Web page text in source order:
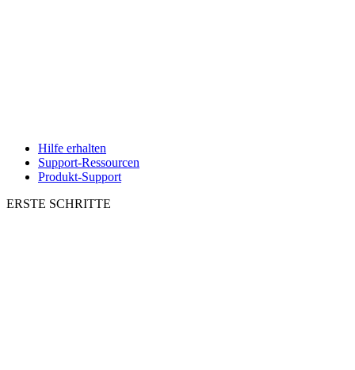
Hilfe erhalten
Support-Ressourcen
Produkt-Support
ERSTE SCHRITTE